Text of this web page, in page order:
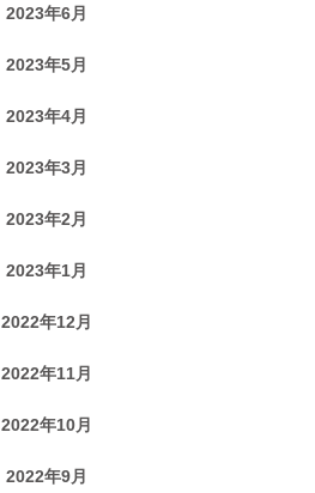
2023年6月
2023年5月
2023年4月
2023年3月
2023年2月
2023年1月
2022年12月
2022年11月
2022年10月
2022年9月